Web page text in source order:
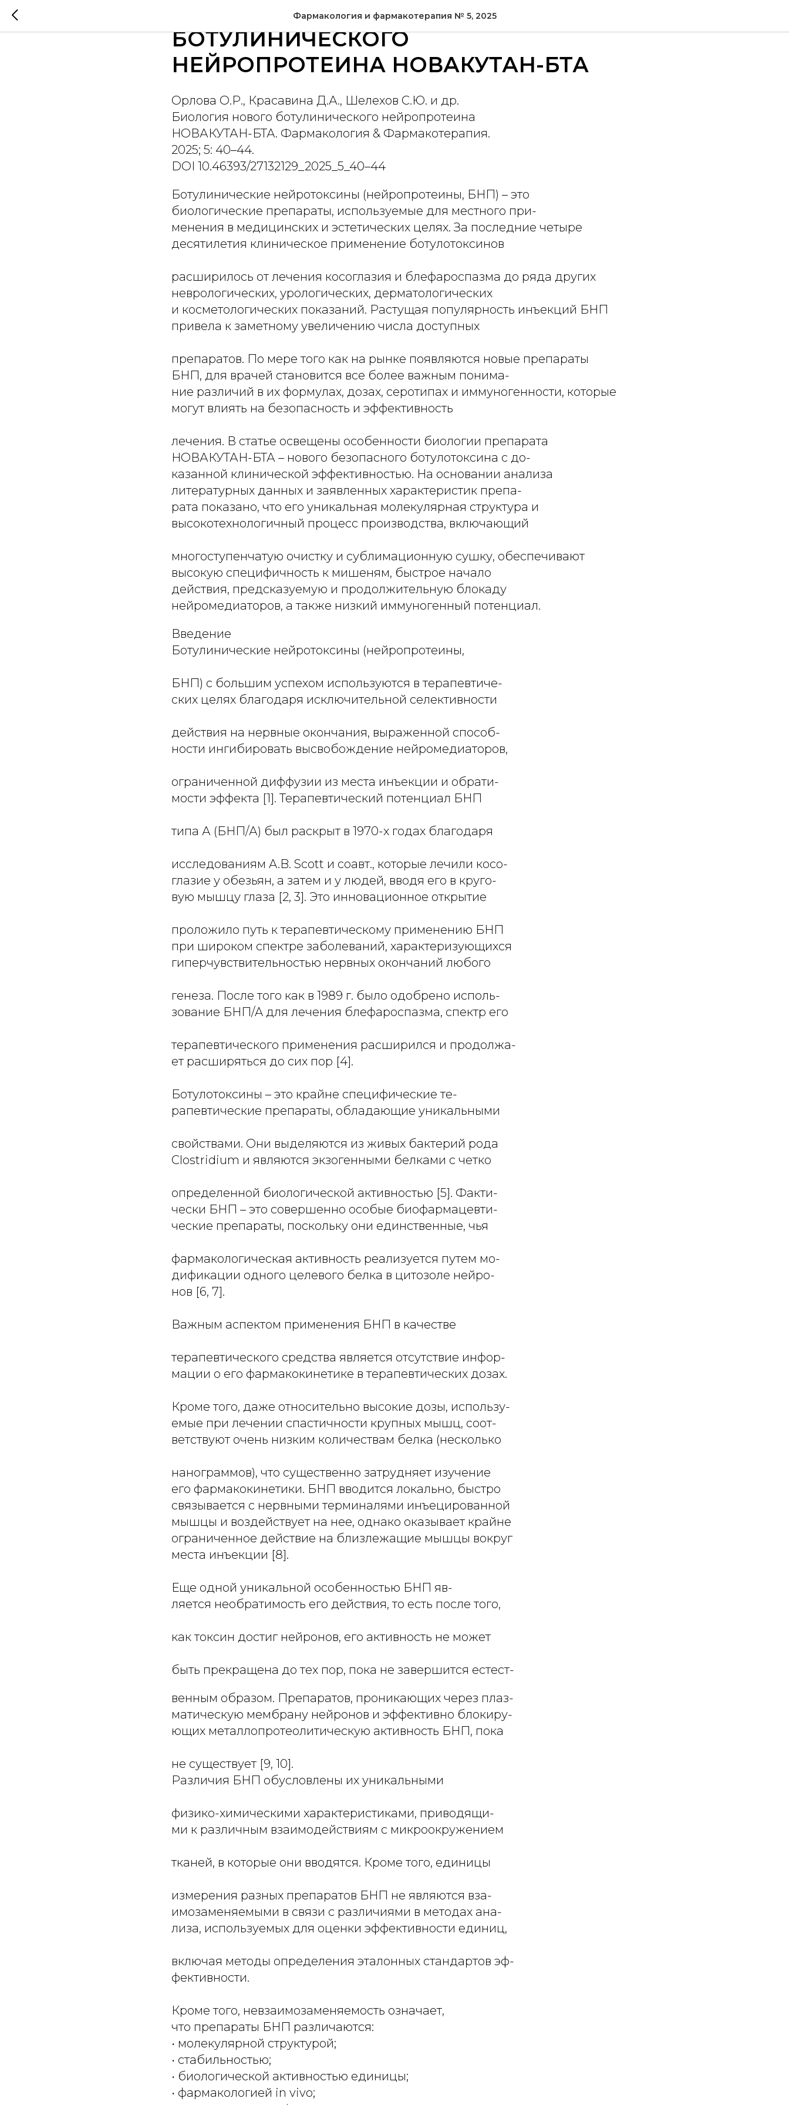
Фармакология и фармакотерапия № 5, 2025
БИОЛОГИЯ НОВОГО
БОТУЛИНИЧЕСКОГО
НЕЙРОПРОТЕИНА НОВАКУТАН-БТА
Орлова О.Р., Красавина Д.А., Шелехов С.Ю. и др.
Биология нового ботулинического нейропротеина
НОВАКУТАН-БТА. Фармакология & Фармакотерапия.
2025; 5: 40–44.
DOI 10.46393/27132129_2025_5_40–44
Ботулинические нейротоксины (нейропротеины, БНП) – это
биологические препараты, используемые для местного при-
менения в медицинских и эстетических целях. За последние четыре
десятилетия клиническое применение ботулотоксинов
расширилось от лечения косоглазия и блефароспазма до ряда других
неврологических, урологических, дерматологических
и косметологических показаний. Растущая популярность инъекций БНП
привела к заметному увеличению числа доступных
препаратов. По мере того как на рынке появляются новые препараты
БНП, для врачей становится все более важным понима-
ние различий в их формулах, дозах, серотипах и иммуногенности, которые
могут влиять на безопасность и эффективность
лечения. В статье освещены особенности биологии препарата
НОВАКУТАН-БТА – нового безопасного ботулотоксина с до-
казанной клинической эффективностью. На основании анализа
литературных данных и заявленных характеристик препа-
рата показано, что его уникальная молекулярная структура и
высокотехнологичный процесс производства, включающий
многоступенчатую очистку и сублимационную сушку, обеспечивают
высокую специфичность к мишеням, быстрое начало
действия, предсказуемую и продолжительную блокаду
нейромедиаторов, а также низкий иммуногенный потенциал.
Введение
Ботулинические нейротоксины (нейропротеины,
БНП) с большим успехом используются в терапевтиче-
ских целях благодаря исключительной селективности
действия на нервные окончания, выраженной способ-
ности ингибировать высвобождение нейромедиаторов,
ограниченной диффузии из места инъекции и обрати-
мости эффекта [1]. Терапевтический потенциал БНП
типа А (БНП/А) был раскрыт в 1970-х годах благодаря
исследованиям A.B. Scott и соавт., которые лечили косо-
глазие у обезьян, а затем и у людей, вводя его в круго-
вую мышцу глаза [2, 3]. Это инновационное открытие
проложило путь к терапевтическому применению БНП
при широком спектре заболеваний, характеризующихся
гиперчувствительностью нервных окончаний любого
генеза. После того как в 1989 г. было одобрено исполь-
зование БНП/A для лечения блефароспазма, спектр его
терапевтического применения расширился и продолжа-
ет расширяться до сих пор [4].
Ботулотоксины – это крайне специфические те-
рапевтические препараты, обладающие уникальными
свойствами. Они выделяются из живых бактерий рода
Clostridium и являются экзогенными белками с четко
определенной биологической активностью [5]. Факти-
чески БНП – это совершенно особые биофармацевти-
ческие препараты, поскольку они единственные, чья
фармакологическая активность реализуется путем мо-
дификации одного целевого белка в цитозоле нейро-
нов [6, 7].
Важным аспектом применения БНП в качестве
терапевтического средства является отсутствие инфор-
мации о его фармакокинетике в терапевтических дозах.
Кроме того, даже относительно высокие дозы, использу-
емые при лечении спастичности крупных мышц, соот-
ветствуют очень низким количествам белка (несколько
нанограммов), что существенно затрудняет изучение
его фармакокинетики. БНП вводится локально, быстро
связывается с нервными терминалями инъецированной
мышцы и воздействует на нее, однако оказывает крайне
ограниченное действие на близлежащие мышцы вокруг
места инъекции [8].
Еще одной уникальной особенностью БНП яв-
ляется необратимость его действия, то есть после того,
как токсин достиг нейронов, его активность не может
быть прекращена до тех пор, пока не завершится естест-
венным образом. Препаратов, проникающих через плаз-
матическую мембрану нейронов и эффективно блокиру-
ющих металлопротеолитическую активность БНП, пока
не существует [9, 10].
Различия БНП обусловлены их уникальными
физико-химическими характеристиками, приводящи-
ми к различным взаимодействиям с микроокружением
тканей, в которые они вводятся. Кроме того, единицы
измерения разных препаратов БНП не являются вза-
имозаменяемыми в связи с различиями в методах ана-
лиза, используемых для оценки эффективности единиц,
включая методы определения эталонных стандартов эф-
фективности.
Кроме того, невзаимозаменяемость означает,
что препараты БНП различаются:
• молекулярной структурой;
• стабильностью;
• биологической активностью единицы;
• фармакологией in vivo;